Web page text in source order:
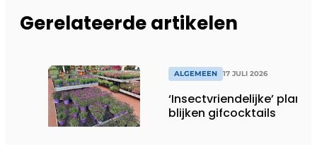
Gerelateerde artikelen
ALGEMEEN 17 JULI 2026
‘Insectvriendelijke’
blijken gifcocktails